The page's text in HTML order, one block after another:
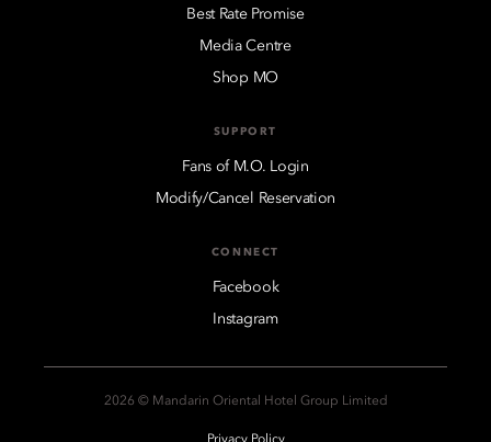
Best Rate Promise
Media Centre
Shop MO
SUPPORT
Fans of M.O. Login
Modify/Cancel Reservation
CONNECT
Facebook
Instagram
2026 © Mandarin Oriental Hotel Group Limited